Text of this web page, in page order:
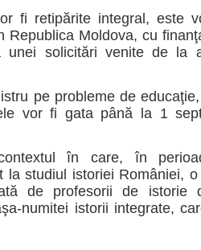
fi retipărite integral, este
Republica Moldova, cu
unei solicitări venite de la
pe probleme de
vor fi gata până la 1
în care, în
la studiul istoriei României,
de profesorii de istorie
numitei istorii integrate,